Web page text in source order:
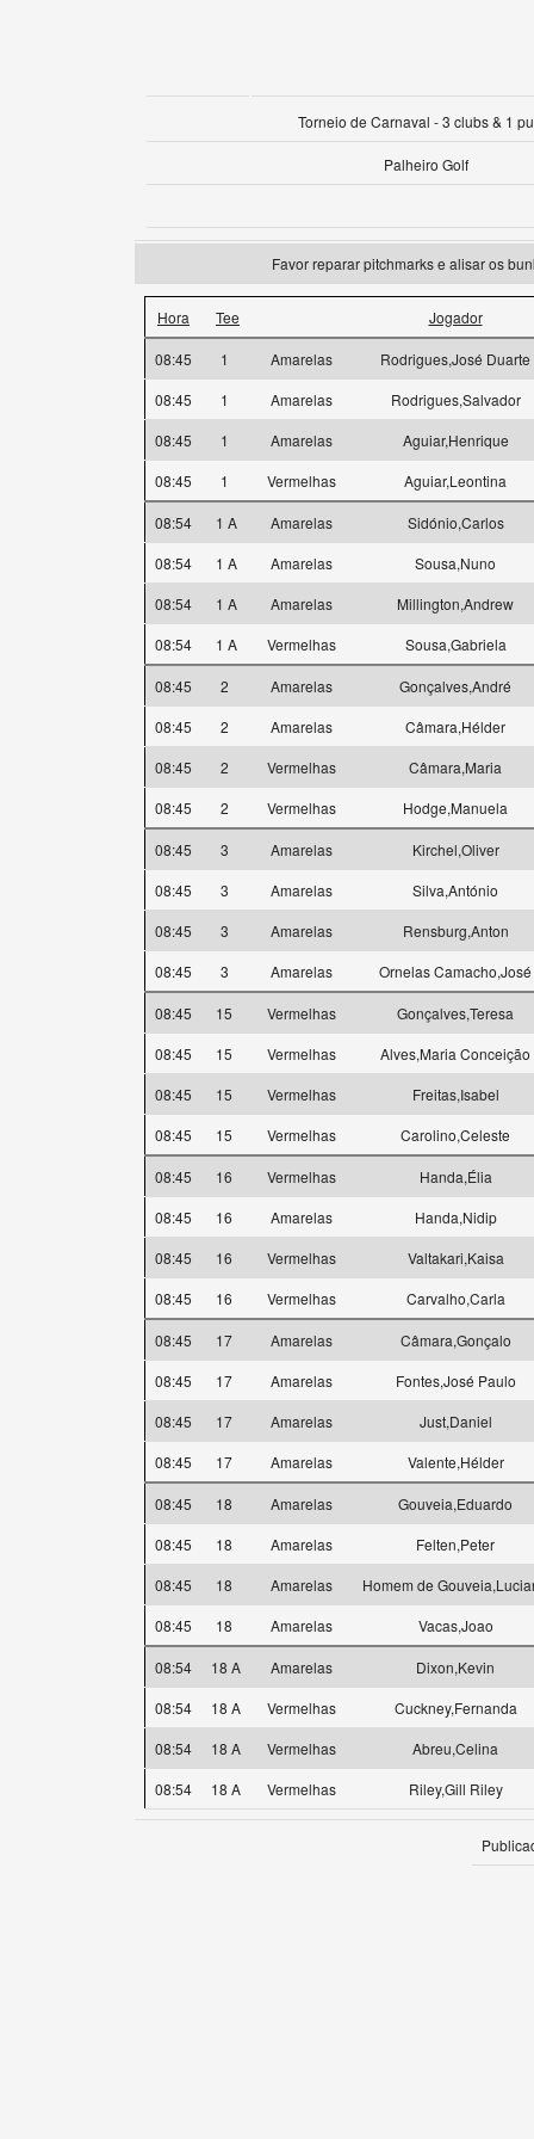
Torneio de Carnaval - 3 clubs & 1
Palheiro Golf
Favor reparar pitchmarks e alisar os
Hora Tee Jogador
08:45 1 Amarelas
Rodrigues,José Duarte
08:45
1 Amarelas
Rodrigues,Salvador
08:45
1 Amarelas
Aguiar,Henrique
08:45
1 Vermelhas Aguiar,Leontina
08:54 1 A Amarelas
Sidónio,Carlos
08:54
1 A Amarelas
Sousa,Nuno
08:54
1 A Amarelas
Millington,Andrew
08:54
1 A Vermelhas Sousa,Gabriela
08:45 2 Amarelas
Gonçalves,André
08:45
2 Amarelas
Câmara,Hélder
08:45
2 Vermelhas
Câmara,Maria
08:45
2 Vermelhas Hodge,Manuela
08:45 3 Amarelas
Kirchel,Oliver
08:45
3 Amarelas
Silva,António
08:45
3 Amarelas
Rensburg,Anton
08:45
3 Amarelas Ornelas Camacho,José
08:45 15 Vermelhas
Gonçalves,Teresa
08:45
15 Vermelhas
Alves,Maria Conceição
08:45
15 Vermelhas
Freitas,Isabel
08:45
15 Vermelhas Carolino,Celeste
08:45 16 Vermelhas
Handa,Élia
08:45
16 Amarelas
Handa,Nidip
08:45
16 Vermelhas
Valtakari,Kaisa
08:45
16 Vermelhas Carvalho,Carla
08:45 17 Amarelas
Câmara,Gonçalo
08:45
17 Amarelas
Fontes,José Paulo
08:45
17 Amarelas
Just,Daniel
08:45
17 Amarelas Valente,Hélder
08:45 18 Amarelas
Gouveia,Eduardo
08:45
18 Amarelas
Felten,Peter
08:45
18 Amarelas
Homem de
08:45
18 Amarelas Vacas,Joao
08:54 18 A Amarelas
Dixon,Kevin
08:54
18 A Vermelhas
Cuckney,Fernanda
08:54
18 A Vermelhas
Abreu,Celina
08:54
18 A Vermelhas Riley,Gill Riley